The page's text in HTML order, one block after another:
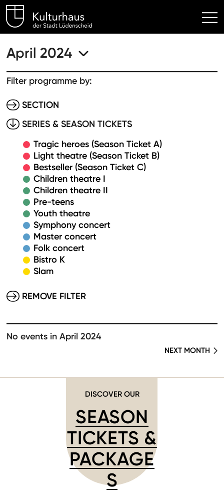
Kulturhaus Lüdenscheid
April 2024
Filter programme by:
SECTION
SERIES & SEASON TICKETS
Tragic heroes (Season Ticket A)
Light theatre (Season Ticket B)
Bestseller (Season Ticket C)
Children theatre I
Children theatre II
Pre-teens
Youth theatre
Symphony concert
Master concert
Folk concert
Bistro K
Slam
REMOVE FILTER
No events in April 2024
NEXT MONTH
DISCOVER OUR
SEASON
TICKETS &
PACKAGE
S